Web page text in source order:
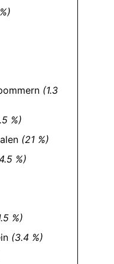
(1.3
%)
(21 %)
%)
%)
(3.4 %)